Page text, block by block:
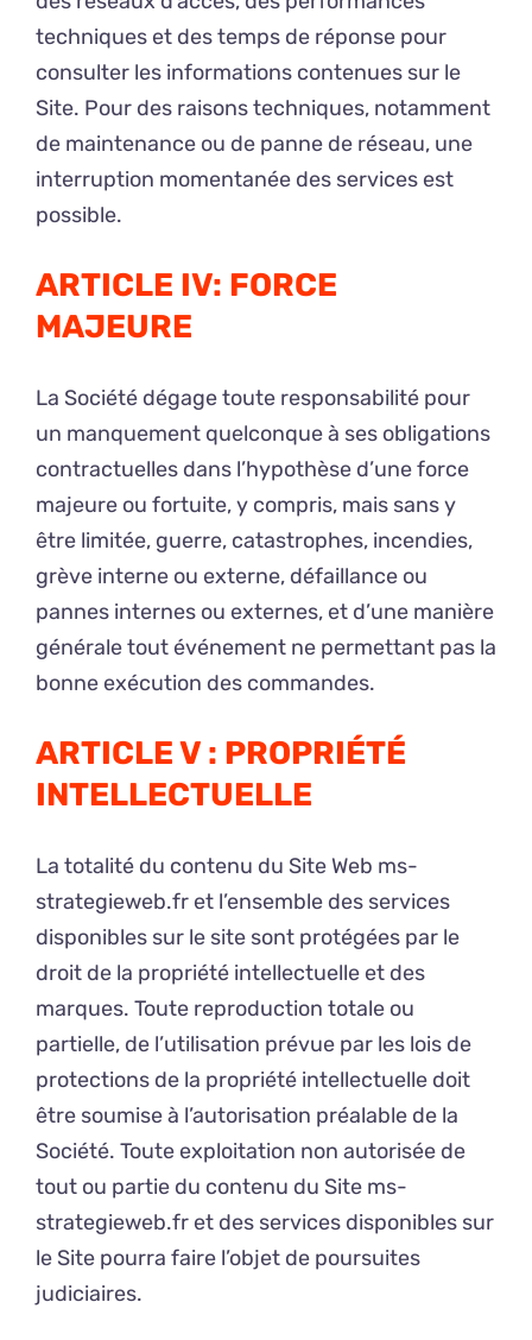
techniques et des temps de réponse pour
consulter les informations contenues sur le
Site. Pour des raisons techniques, notamment
de maintenance ou de panne de réseau, une
interruption momentanée des services est
possible.
ARTICLE IV: FORCE
MAJEURE
La Société dégage toute responsabilité pour
un manquement quelconque à ses obligations
contractuelles dans l’hypothèse d’une force
majeure ou fortuite, y compris, mais sans y
être limitée, guerre, catastrophes, incendies,
grève interne ou externe, défaillance ou
pannes internes ou externes, et d’une manière
générale tout événement ne permettant pas la
bonne exécution des commandes.
ARTICLE V : PROPRIÉTÉ
INTELLECTUELLE
La totalité du contenu du Site Web ms-
strategieweb.fr et l’ensemble des services
disponibles sur le site sont protégées par le
droit de la propriété intellectuelle et des
marques. Toute reproduction totale ou
partielle, de l’utilisation prévue par les lois de
protections de la propriété intellectuelle doit
être soumise à l’autorisation préalable de la
Société. Toute exploitation non autorisée de
tout ou partie du contenu du Site ms-
strategieweb.fr et des services disponibles sur
le Site pourra faire l’objet de poursuites
judiciaires.